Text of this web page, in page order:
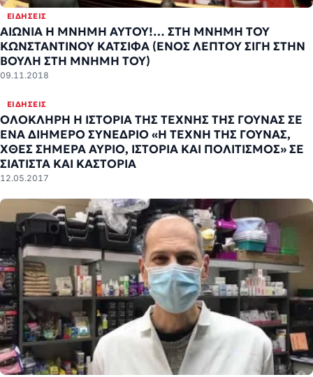
ΕΙΔΉΣΕΙΣ
ΑΙΩΝΙΑ Η ΜΝΗΜΗ ΑΥΤΟΥ!… ΣΤΗ ΜΝΗΜΗ ΤΟΥ
ΚΩΝΣΤΑΝΤΙΝΟΥ ΚΑΤΣΙΦΑ (EΝΟΣ ΛΕΠΤΟΥ ΣΙΓΗ ΣΤΗΝ
ΒΟΥΛΗ ΣΤΗ ΜΝΗΜΗ ΤΟΥ)
09.11.2018
ΕΙΔΉΣΕΙΣ
ΟΛΟΚΛΗΡΗ Η ΙΣΤΟΡΙΑ ΤΗΣ ΤΕΧΝΗΣ ΤΗΣ ΓΟΥΝΑΣ ΣΕ
ΕΝΑ ΔΙΗΜΕΡΟ ΣΥΝΕΔΡΙΟ «Η ΤΕΧΝΗ ΤΗΣ ΓΟΥΝΑΣ,
ΧΘΕΣ ΣΗΜΕΡΑ ΑΥΡΙΟ, ΙΣΤΟΡΙΑ ΚΑΙ ΠΟΛΙΤΙΣΜΟΣ» ΣΕ
ΣΙΑΤΙΣΤΑ ΚΑΙ ΚΑΣΤΟΡΙΑ
12.05.2017